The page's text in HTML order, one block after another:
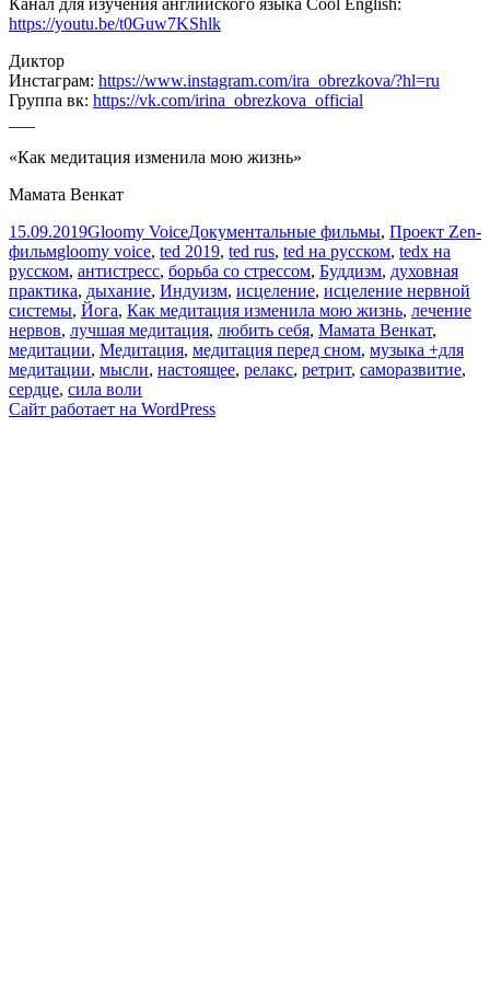
Канал для изучения английского языка Cool English:
https://youtu.be/t0Guw7KShlk
Диктор
Инстаграм: https://www.instagram.com/ira_obrezkova/?hl=ru
Группа вк: https://vk.com/irina_obrezkova_official
«Как медитация изменила мою жизнь»
Мамата Венкат
Опубликовано
15.09.2019Автор
Gloomy VoiceРубрики
Документальные фильмы, Проект Zen-
фильмМетки
gloomy voice, ted 2019, ted rus, ted на русском, tedx на
русском, антистресс, борьба со стрессом, Буддизм, духовная
практика, дыхание, Индуизм, исцеление, исцеление нервной
системы, Йога, Как медитация изменила мою жизнь, лечение
нервов, лучшая медитация, любить себя, Мамата Венкат,
медитации, Медитация, медитация перед сном, музыка +для
медитации, мысли, настоящее, релакс, ретрит, саморазвитие,
сердце, сила воли
Сайт работает на WordPress